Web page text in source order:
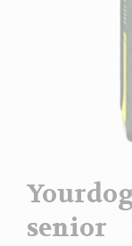
senior